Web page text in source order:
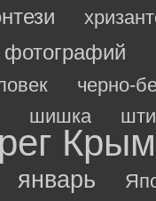
черно-
шишка
январь